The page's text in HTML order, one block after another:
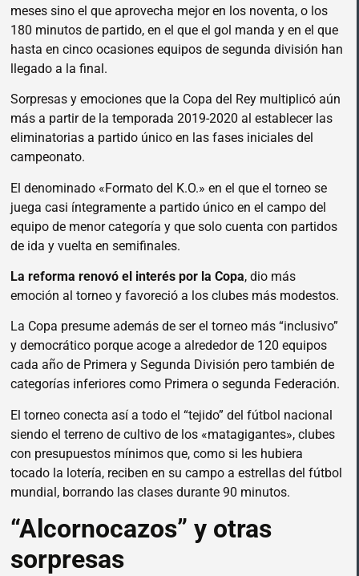
meses sino el que aprovecha mejor en los noventa, o los
180 minutos de partido, en el que el gol manda y en el que
hasta en cinco ocasiones equipos de segunda división han
llegado a la final.
Sorpresas y emociones que la Copa del Rey multiplicó aún
más a partir de la temporada 2019-2020 al establecer las
eliminatorias a partido único en las fases iniciales del
campeonato.
El denominado «Formato del K.O.» en el que el torneo se
juega casi íntegramente a partido único en el campo del
equipo de menor categoría y que solo cuenta con partidos
de ida y vuelta en semifinales.
La reforma renovó el interés por la Copa, dio más
emoción al torneo y favoreció a los clubes más modestos.
La Copa presume además de ser el torneo más “inclusivo”
y democrático porque acoge a alrededor de 120 equipos
cada año de Primera y Segunda División pero también de
categorías inferiores como Primera o segunda Federación.
El torneo conecta así a todo el “tejido” del fútbol nacional
siendo el terreno de cultivo de los «matagigantes», clubes
con presupuestos mínimos que, como si les hubiera
tocado la lotería, reciben en su campo a estrellas del fútbol
mundial, borrando las clases durante 90 minutos.
“Alcornocazos” y otras
sorpresas